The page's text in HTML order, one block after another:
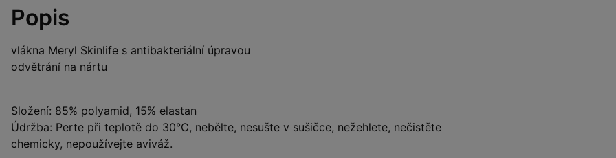
Popis
vlákna Meryl Skinlife s antibakteriální úpravou
odvětrání na nártu
Složení: 85% polyamid, 15% elastan
Údržba: Perte při teplotě do 30°C, nebělte, nesušte v sušičce, nežehlete, nečistěte
chemicky, nepoužívejte aviváž.